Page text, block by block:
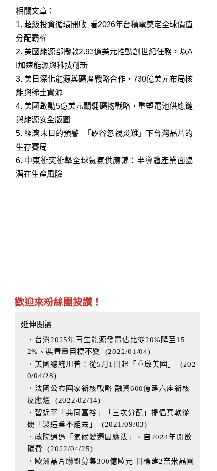
相關文章：
1.超級投資循環開啟 看2026年台積電奠定全球價值
分配霸權
2.美國能源部撥款2.93億美元推動創世紀任務，以A
I加速能源與科技創新
3.美日深化能源與礦產戰略合作，730億美元布局核
能與稀土資源
4.美國啟動5億美元關鍵礦物戰略，重塑電池供應鏈
與能源安全版圖
5.經濟末日的預警 「矽谷忽視災難」下台灣晶片的
生存賽局
6. 中東衝突衝擊全球氦氣供應鏈：半導體產業面臨
潛在生產風險
歡迎來粉絲團按讚！
延伸閱讀
‧台灣2025年再生能源發電佔比從20%降至15.
2%、裝置量目標不變 (2022/01/04)
‧美國總統川普：從5月1日起「重啟美國」
(202
0/04/28)
‧法國公布國家新核戰略 融資600億建六座新核
反應爐
(2022/02/14)
‧習近平「共同富裕」「三次分配」提倡棄軟從
硬「製造業不能丟」
(2021/09/03)
‧政院通過「氣候變遷因應法」、自2024年開徵
碳費
(2022/04/25)
‧歐洲晶片聯盟募集300億歐元 目標建2奈米晶圓